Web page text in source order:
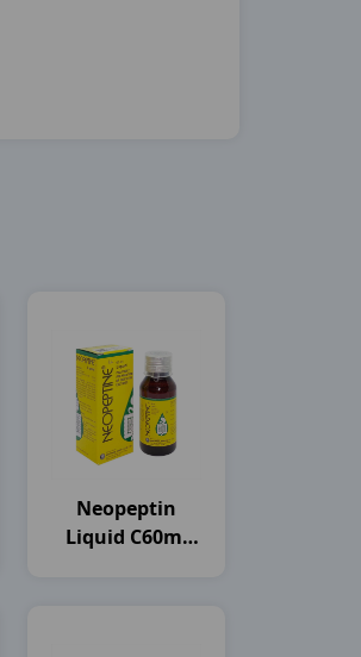
Neopeptin
Liquid C60ml